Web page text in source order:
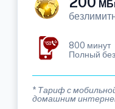
800 минут
Полный
* Тариф с
домашним